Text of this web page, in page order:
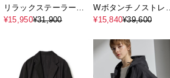
リラックステーラード
コート
¥15,950¥31,900
Wボタンチノストレッ
チジャケット
¥15,840¥39,600